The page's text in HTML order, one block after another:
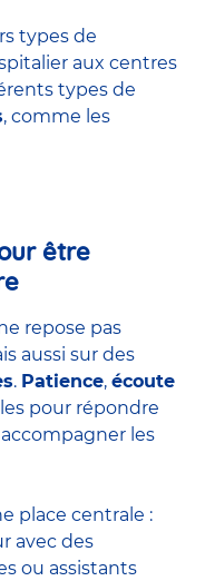
types de
aux centres
types de
, comme les
être
repose pas
aussi sur des
. Patience, écoute
pour répondre
les
place centrale :
avec des
ou assistants